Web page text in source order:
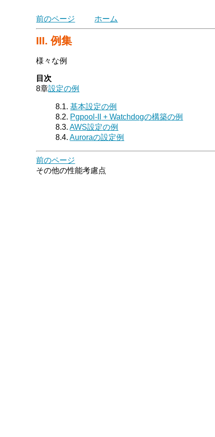
前のページ
ホーム
III. 例集
様々な例
目次
8章設定の例
8.1.基本設定の例
8.2. Pgpool-II
+ Watchdogの構築の例
8.3.AWS設定の例
8.4.Auroraの設定例
前のページ
その他の性能考慮点